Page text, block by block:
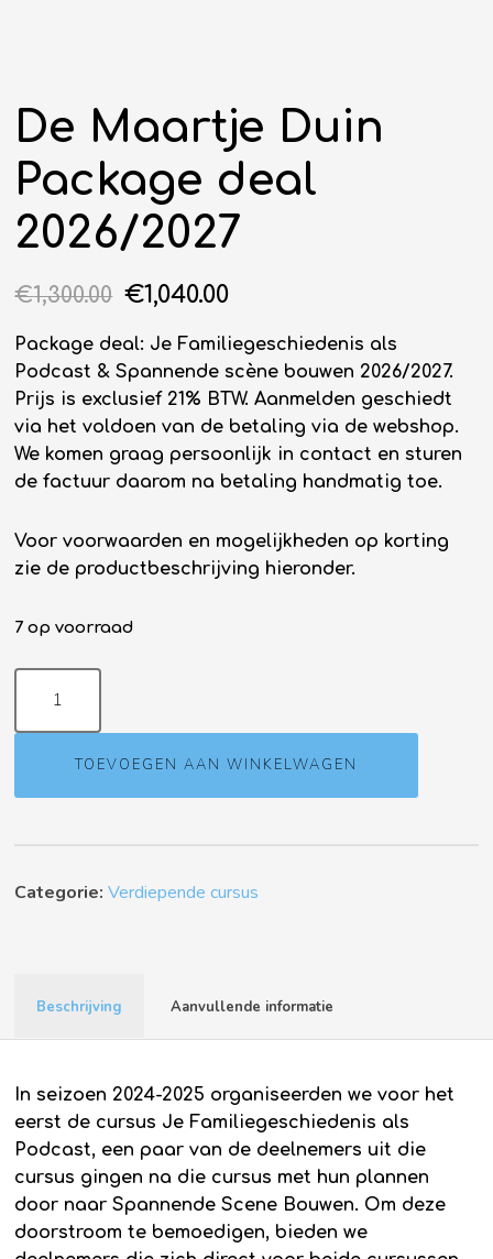
De Maartje Duin
Package deal
2026/2027
€1,300.00 €1,040.00
Package deal: Je Familiegeschiedenis als
Podcast & Spannende scène bouwen 2026/2027.
Prijs is exclusief 21% BTW. Aanmelden geschiedt
via het voldoen van de betaling via de webshop.
We komen graag persoonlijk in contact en sturen
de factuur daarom na betaling handmatig toe.
Voor voorwaarden en mogelijkheden op korting
zie de productbeschrijving hieronder.
7 op voorraad
TOEVOEGEN AAN WINKELWAGEN
Categorie:Verdiepende cursus
Beschrijving Aanvullende informatie
In seizoen 2024-2025 organiseerden we voor het
eerst de cursus Je Familiegeschiedenis als
Podcast, een paar van de deelnemers uit die
cursus gingen na die cursus met hun plannen
door naar Spannende Scene Bouwen. Om deze
doorstroom te bemoedigen, bieden we